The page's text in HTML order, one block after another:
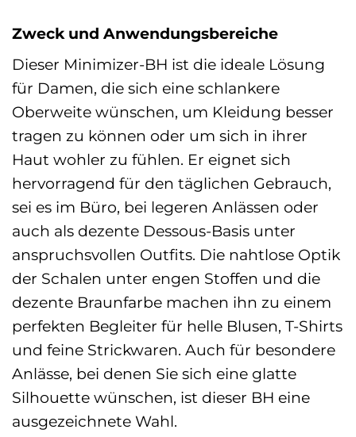
Zweck und Anwendungsbereiche
Dieser Minimizer-BH ist die ideale Lösung
für Damen, die sich eine schlankere
Oberweite wünschen, um Kleidung besser
tragen zu können oder um sich in ihrer
Haut wohler zu fühlen. Er eignet sich
hervorragend für den täglichen Gebrauch,
sei es im Büro, bei legeren Anlässen oder
auch als dezente Dessous-Basis unter
anspruchsvollen Outfits. Die nahtlose Optik
der Schalen unter engen Stoffen und die
dezente Braunfarbe machen ihn zu einem
perfekten Begleiter für helle Blusen, T-Shirts
und feine Strickwaren. Auch für besondere
Anlässe, bei denen Sie sich eine glatte
Silhouette wünschen, ist dieser BH eine
ausgezeichnete Wahl.